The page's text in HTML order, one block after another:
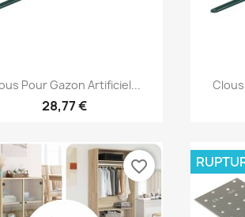
Aperçu rapide
Pour Gazon Artificiel...
28,77 €
favorite_border